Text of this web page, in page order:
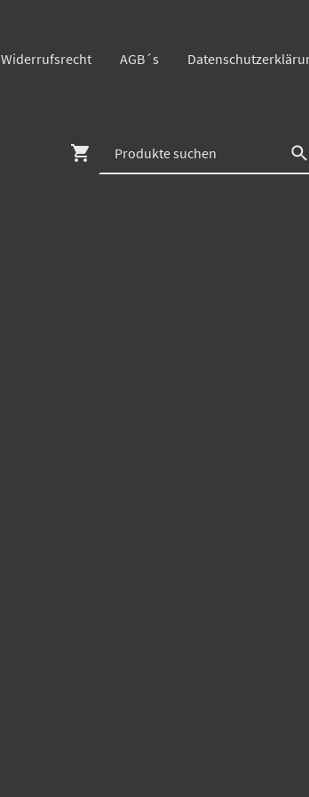
Widerrufsrecht AGB´s